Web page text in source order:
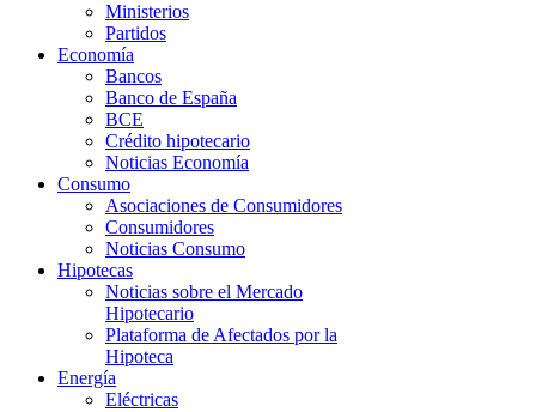
Ministerios
Partidos
Economía
Bancos
Banco de España
BCE
Crédito hipotecario
Noticias Economía
Consumo
Asociaciones de Consumidores
Consumidores
Noticias Consumo
Hipotecas
Noticias sobre el Mercado
Hipotecario
Plataforma de Afectados por la
Hipoteca
Energía
Eléctricas